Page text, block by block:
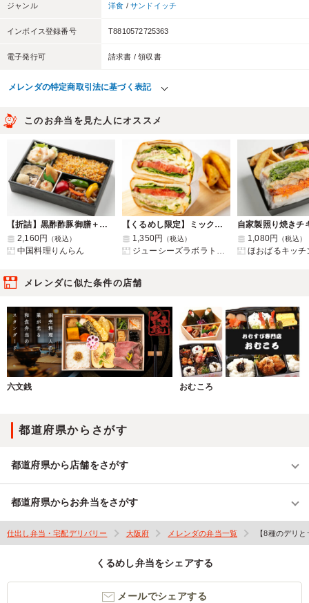
ジャンル 洋食 / サンドイッチ
インボイス登録番号 T8810572725363
電子発行可 請求書 / 領収書
メレンダの特定商取引法に基づく表記
このお弁当を見た人にオススメ
【折詰】黒酢酢豚御膳＋大海老マヨ付き
2,160円
（税込）
中国料理りんらん
【くるめし限定】ミックスベジタブルサンドイッチ
1,350円
（税込）
ジューシーズラボラトリー
1,080円 （税込）
ほおばるキッチ
メレンダに似た条件の店舗
六文銭 おむころ
都道府県からさがす
都道府県から店舗をさがす
都道府県からお弁当をさがす
仕出し弁当・宅配デリバリー 大阪府 メレンダの弁当一覧 【8種のデリ
くるめし弁当をシェアする
メールでシェアする